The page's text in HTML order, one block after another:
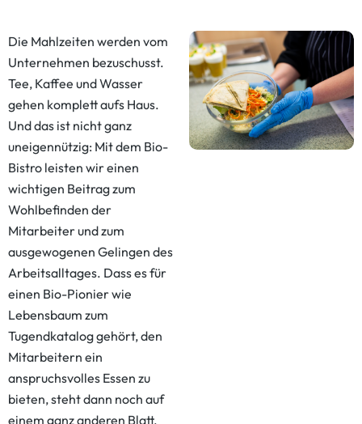
Die Mahlzeiten werden vom
Unternehmen bezuschusst.
Tee, Kaffee und Wasser
gehen komplett aufs Haus.
Und das ist nicht ganz
uneigennützig: Mit dem Bio-
Bistro leisten wir einen
wichtigen Beitrag zum
Wohlbefinden der
Mitarbeiter und zum
ausgewogenen Gelingen des
Arbeitsalltages. Dass es für
einen Bio-Pionier wie
Lebensbaum zum
Tugendkatalog gehört, den
Mitarbeitern ein
anspruchsvolles Essen zu
bieten, steht dann noch auf
einem ganz anderen Blatt.